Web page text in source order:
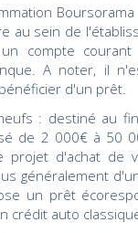
au sein de
compte
A noter, il
d'un prêt.
: destiné au
de 2 000€ à 50
projet d'achat de
généralement
un prêt
crédit auto